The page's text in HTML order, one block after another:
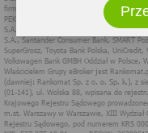
Zakres
określenia w
wprowadzenia zmian
być zapisywane w
Administratorem danych
spółka Rankomat.pl Sp.
k.) z siedzibą w
Możesz jako
administratorem pod